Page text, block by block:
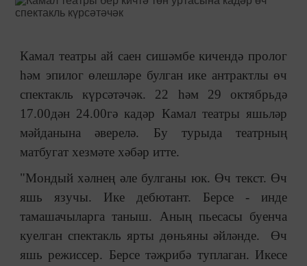
Камал театры ай саен сишәмбе кичендә пролог
һәм эпилог өлешләре булган ике антрактлы өч
спектакль күрсәтәчәк. 22 һәм 29 октябрьдә
17.00дән 24.00гә кадәр Камал театры яшьләр
мәйданына әверелә. Бу турыда театрның
матбугат хезмәте хәбәр итте.
"Мондый хәлнең әле булганы юк. Өч текст. Өч
яшь язучы. Ике дебютант. Берсе - инде
тамашачыларга таныш. Аның пьесасы буенча
куелган спектакль ярты дөньяны әйләнде. Өч
яшь режиссер. Берсе тәҗрибә туплаган. Икесе